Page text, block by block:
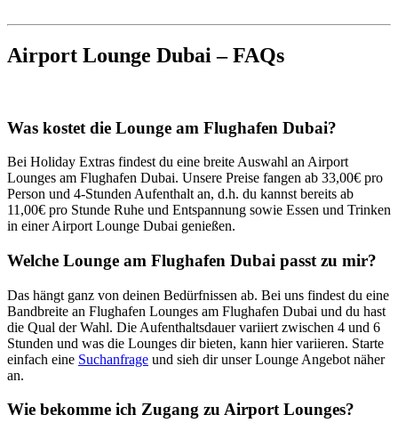
Airport Lounge Dubai – FAQs
Was kostet die Lounge am Flughafen Dubai?
Bei Holiday Extras findest du eine breite Auswahl an Airport
Lounges am Flughafen Dubai. Unsere Preise fangen ab 33,00€ pro
Person und 4-Stunden Aufenthalt an, d.h. du kannst bereits ab
11,00€ pro Stunde Ruhe und Entspannung sowie Essen und Trinken
in einer Airport Lounge Dubai genießen.
Welche Lounge am Flughafen Dubai passt zu mir?
Das hängt ganz von deinen Bedürfnissen ab. Bei uns findest du eine
Bandbreite an Flughafen Lounges am Flughafen Dubai und du hast
die Qual der Wahl. Die Aufenthaltsdauer variiert zwischen 4 und 6
Stunden und was die Lounges dir bieten, kann hier variieren. Starte
einfach eine Suchanfrage und sieh dir unser Lounge Angebot näher
an.
Wie bekomme ich Zugang zu Airport Lounges?